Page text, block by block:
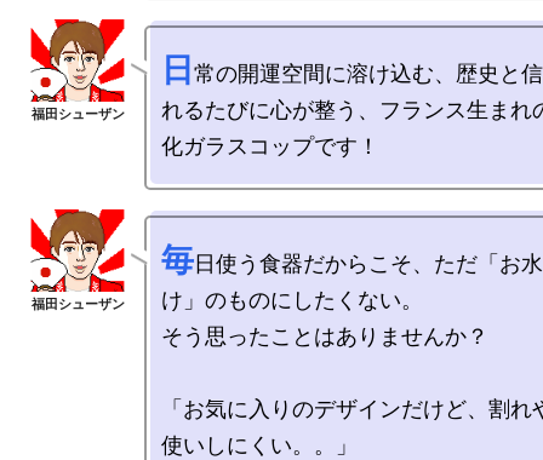
日 常の開運空間に溶け込む、歴史と
れるたびに心が整う、フランス生まれ
毎日使う食器だからこそ、ただ「お
け」のものにしたくない。
そう思ったことはありませんか？
「お気に入りのデザインだけど、割れ
使いしにくい。。」